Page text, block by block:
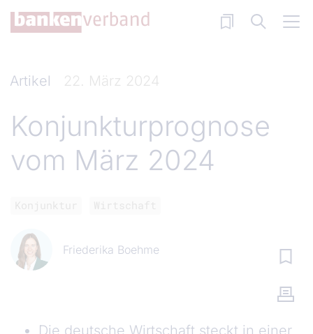
Direkt zum Inhalt
Artikel 22. März 2024
Konjunkturprognose
vom März 2024
Friederika Boehme
Die deutsche Wirtschaft steckt in einer